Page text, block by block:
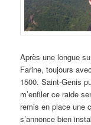
Après une longue
Farine, toujours
1500. Saint-Genis
m’enfiler ce raide
remis en place une
s’annonce bien